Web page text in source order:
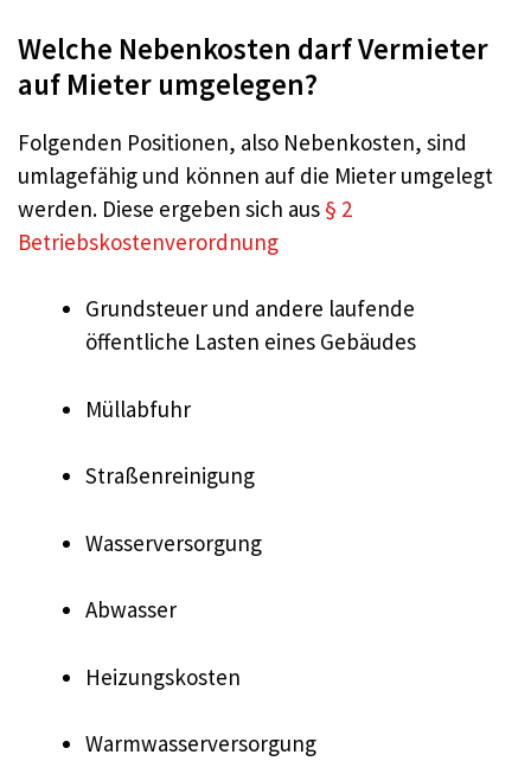
Welche Nebenkosten darf Vermieter
auf Mieter umgelegen?
Folgenden Positionen, also Nebenkosten, sind
umlagefähig und können auf die Mieter umgelegt
werden. Diese ergeben sich aus § 2
Betriebskostenverordnung
Grundsteuer und andere laufende
öffentliche Lasten eines Gebäudes
Müllabfuhr
Straßenreinigung
Wasserversorgung
Abwasser
Heizungskosten
Warmwasserversorgung